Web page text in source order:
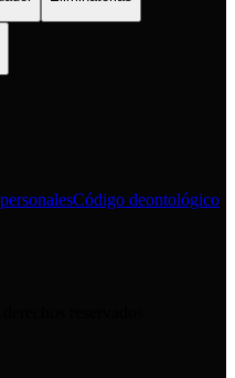
Código deontológico